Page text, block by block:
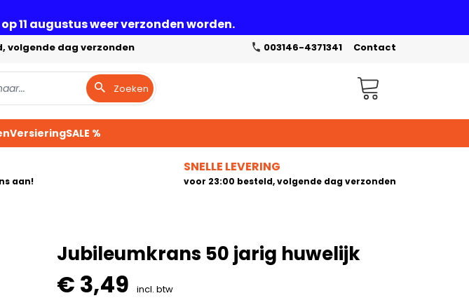
11 augustus weer verzonden worden.
volgende dag verzonden 003146-4371341 Contact
Zoeken Winkelwagen
VersieringSALE %
aan!
SNELLE LEVERING
voor 23:00 besteld, volgende dag verzonden
Jubileumkrans 50 jarig huwelijk
€ 3,49 incl. btw